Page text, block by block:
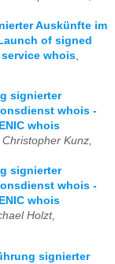
Auskünfte im
of signed
whois
signierter
whois -
whois
Christopher Kunz,
signierter
whois -
whois
Holzt,
signierter